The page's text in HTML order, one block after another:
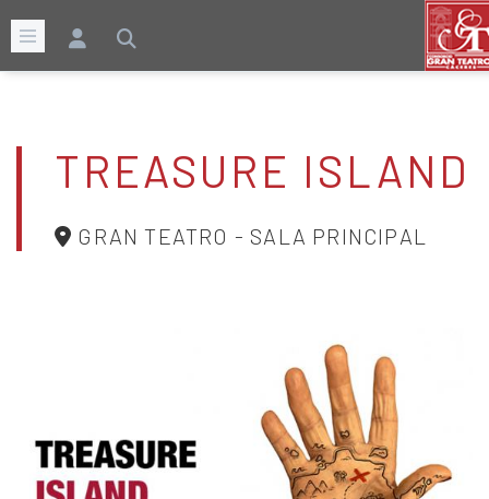
TREASURE ISLAND
GRAN TEATRO - SALA PRINCIPAL